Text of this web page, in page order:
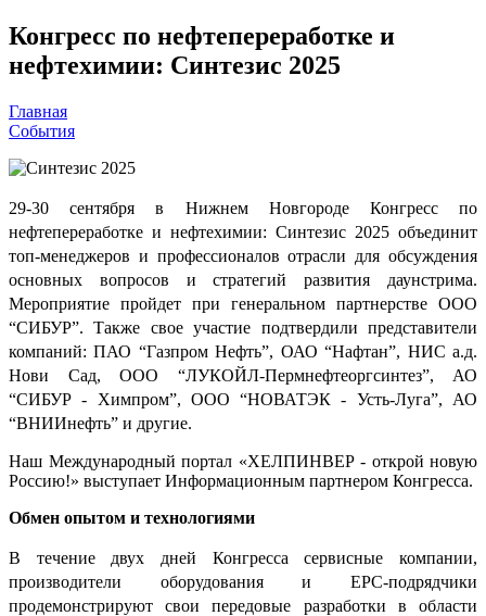
Конгресс по нефтепереработке и
нефтехимии: Синтезис 2025
Главная
События
29-30 сентября в Нижнем Новгороде Конгресс по
нефтепереработке и нефтехимии: Синтезис 2025 объединит
топ-менеджеров и профессионалов отрасли для обсуждения
основных вопросов и стратегий развития даунстрима.
Мероприятие пройдет при генеральном партнерстве ООО
“СИБУР”. Также свое участие подтвердили представители
компаний: ПАО “Газпром Нефть”, ОАО “Нафтан”, НИС а.д.
Нови Сад, ООО “ЛУКОЙЛ-Пермнефтеоргсинтез”, АО
“СИБУР - Химпром”, ООО “НОВАТЭК - Усть-Луга”, АО
“ВНИИнефть” и другие.
Наш Международный портал «ХЕЛПИНВЕР - открой новую
Россию!» выступает Информационным партнером Конгресса.
Обмен опытом и технологиями
В течение двух дней Конгресса сервисные компании,
производители оборудования и EPC-подрядчики
продемонстрируют свои передовые разработки в области